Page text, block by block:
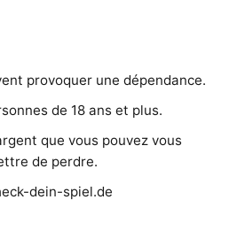
provoquer une dépendance.
de 18 ans et plus.
que vous pouvez vous
de perdre.
dein-spiel.de